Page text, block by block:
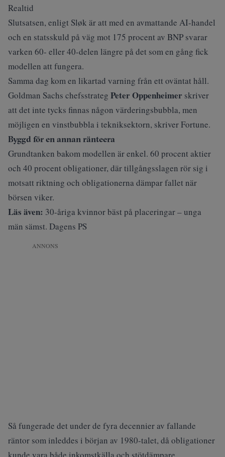
Realtid
Slutsatsen, enligt Sløk är att med en avmattande AI-handel
och en statsskuld på väg mot 175 procent av BNP svarar
varken 60- eller 40-delen längre på det som en gång fick
modellen att fungera.
Samma dag kom en likartad varning från ett oväntat håll.
Goldman Sachs chefsstrateg Peter Oppenheimer skriver
att det inte tycks finnas någon värderingsbubbla, men
möjligen en vinstbubbla i tekniksektorn, skriverFortune.
Byggd för en annan ränteera
Grundtanken bakom modellen är enkel. 60 procent aktier
och 40 procent obligationer, där tillgångsslagen rör sig i
motsatt riktning och obligationerna dämpar fallet när
börsen viker.
Läs även: 30-åriga kvinnor bäst på placeringar – unga
män sämst. Dagens PS
ANNONS
Så fungerade det under de fyra decennier av fallande
räntor som inleddes i början av 1980-talet, då obligationer